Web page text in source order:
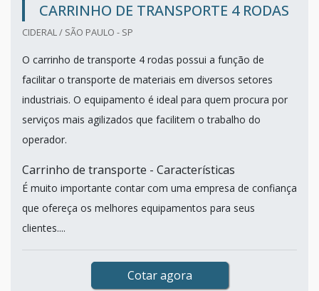
CARRINHO DE TRANSPORTE 4 RODAS
CIDERAL / SÃO PAULO - SP
O carrinho de transporte 4 rodas possui a função de
facilitar o transporte de materiais em diversos setores
industriais. O equipamento é ideal para quem procura por
serviços mais agilizados que facilitem o trabalho do
operador.
Carrinho de transporte - Características
É muito importante contar com uma empresa de confiança
que ofereça os melhores equipamentos para seus
clientes....
Cotar agora